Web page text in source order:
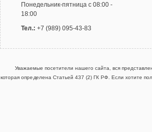
Понедельник-пятница с 08:00 -
18:00
Тел.: +7 (989) 095-43-83
Уважаемые посетители нашего сайта, вся
которая определена Статьей 437 (2) ГК РФ. Если хотите